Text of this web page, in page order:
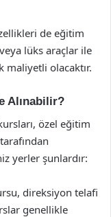
de eğitim
lüks araçlar ile
maliyetli olacaktır.
Alınabilir?
özel eğitim
yerler şunlardır:
direksiyon telafi
genellikle